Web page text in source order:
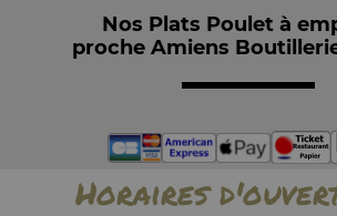
Nos Plats Poulet à
proche Amiens
Horaires